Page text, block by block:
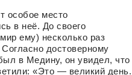
особое место
в неё. До своего
ему) несколько раз
достоверному
в Медину, он увидел, что
«Это — великий день.